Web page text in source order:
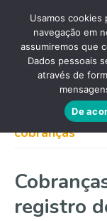
cobranças
registro
Usamos cookies
navegação em
assumiremos que
Dados pessoais
através de
De